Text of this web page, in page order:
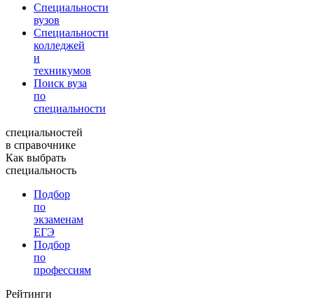
Специальности
вузов
Специальности
колледжей
и
техникумов
Поиск вуза
по
специальности
специальностей
в справочнике
Как выбрать
специальность
Подбор
по
экзаменам
ЕГЭ
Подбор
по
профессиям
Рейтинги